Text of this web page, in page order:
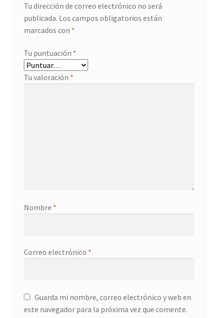
Tu dirección de correo electrónico no será
publicada. Los campos obligatorios están
marcados con *
Tu puntuación *
Tu valoración *
Nombre *
Correo electrónico *
Guarda mi nombre, correo electrónico y web en
este navegador para la próxima vez que comente.